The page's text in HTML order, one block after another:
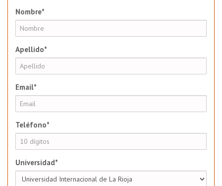
Nombre*
Apellido*
Email*
Teléfono*
Universidad*